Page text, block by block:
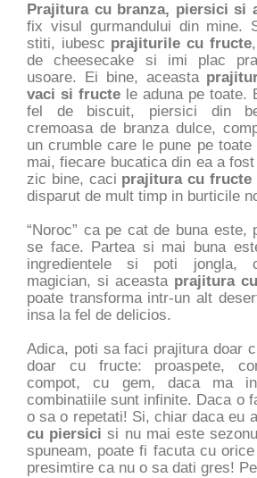
Prajitura cu branza, piersici si
fix visul gurmandului din mine.
stiti, iubesc prajiturile cu fructe
de cheesecake si imi plac
usoare. Ei bine, aceasta
vaci si fructe le aduna pe toate.
fel de biscuit, piersici din
cremoasa de branza dulce,
un crumble care le pune pe
mai, fiecare bucatica din ea a
zic bine, caci prajitura cu fructe
disparut de mult timp in burticile
“Noroc” ca pe cat de buna este,
se face. Partea si mai buna
ingredientele si poti jongla,
magician, si aceasta prajitura
poate transforma intr-un alt
insa la fel de delicios.
Adica, poti sa faci prajitura doar
doar cu fructe: proaspete,
compot, cu gem, daca ma
combinatiile sunt infinite. Daca o
o sa o repetati! Si, chiar daca eu
cu piersici si nu mai este
spuneam, poate fi facuta cu
presimtire ca nu o sa dati gres!